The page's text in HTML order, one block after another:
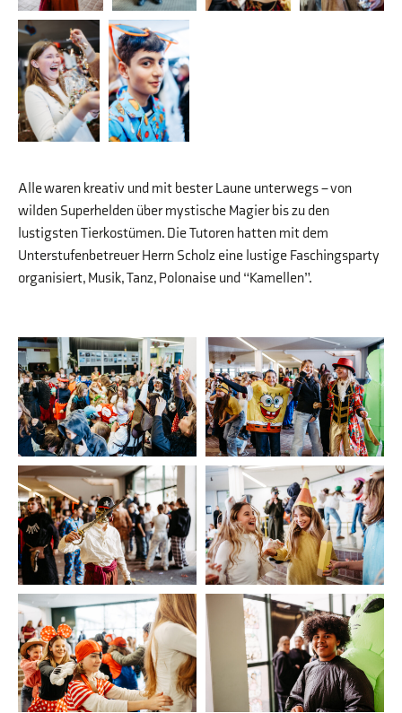
Alle waren kreativ und mit bester Laune unterwegs – von
wilden Superhelden über mystische Magier bis zu den
lustigsten Tierkostümen. Die Tutoren hatten mit dem
Unterstufenbetreuer Herrn Scholz eine lustige Faschingsparty
organisiert, Musik, Tanz, Polonaise und “Kamellen”.